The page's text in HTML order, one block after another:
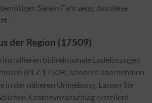
Sie ein Fahrzeug, das diese
der Region (17509)
installieren bidirektionale Ladelösungen
(PLZ 17509), sondern übernehmen
in der näheren Umgebung. Lassen Sie
Kostenvoranschlag erstellen!